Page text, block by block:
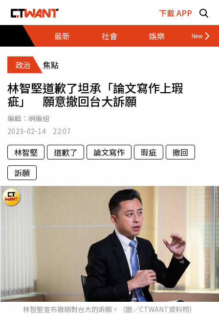
下載 APP
最新
社會 娛樂 財經
政治 焦點
林智堅道歉了坦承「論文寫作上瑕
疵」 願意撤回台大訴願
編輯： 網編組
2023-02-14 22:07
林智堅 道歉了 論文寫作 瑕疵
撤回
訴願
林智堅宣布撤銷對台大的訴願。（圖／CTWANT資料照）